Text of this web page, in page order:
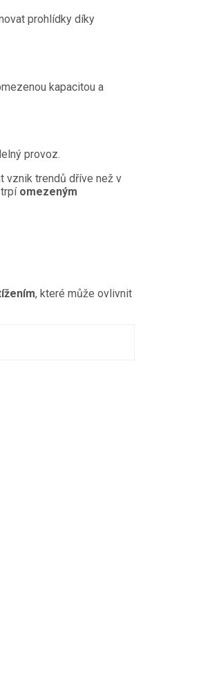
prohlídky díky
kapacitou a
provoz.
vznik trendů dříve než v
omezeným
, které může ovlivnit